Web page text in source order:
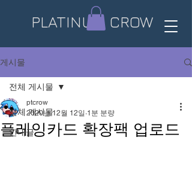
PLATINUM CROW​
게시물
전체 게시물
안내글
전체 게시물
플레잉카드 확장팩 업로드
ptcrow
2020년 12월 12일 1분 분량